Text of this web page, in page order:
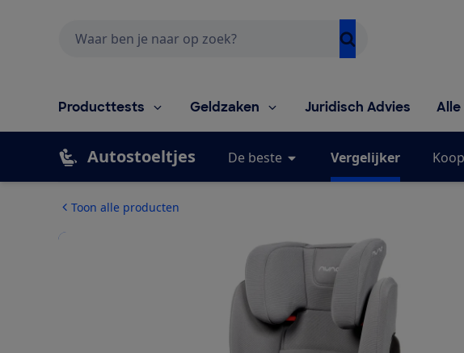
Producttests Geldzaken Juridisch Advies Alle
Autostoeltjes De beste Vergelijker
Toon alle producten